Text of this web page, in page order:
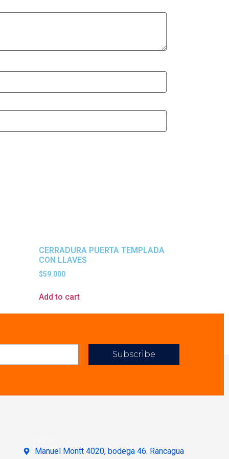
CERRADURA PUERTA TEMPLADA
CON LLAVES
$59.000
Add to cart
Subscribe
Manuel Montt 4020, bodega 46. Rancagua